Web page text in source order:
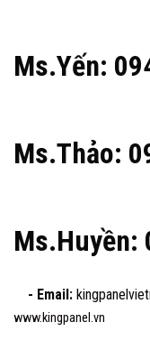
Ms.Yến:
Ms.Thảo:
Ms.Huyền:
- Email:
www.kingpanel.vn